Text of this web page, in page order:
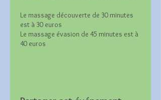
Le massage découverte de 30 minutes
est à 30 euros
Le massage évasion de 45 minutes est à
40 euros